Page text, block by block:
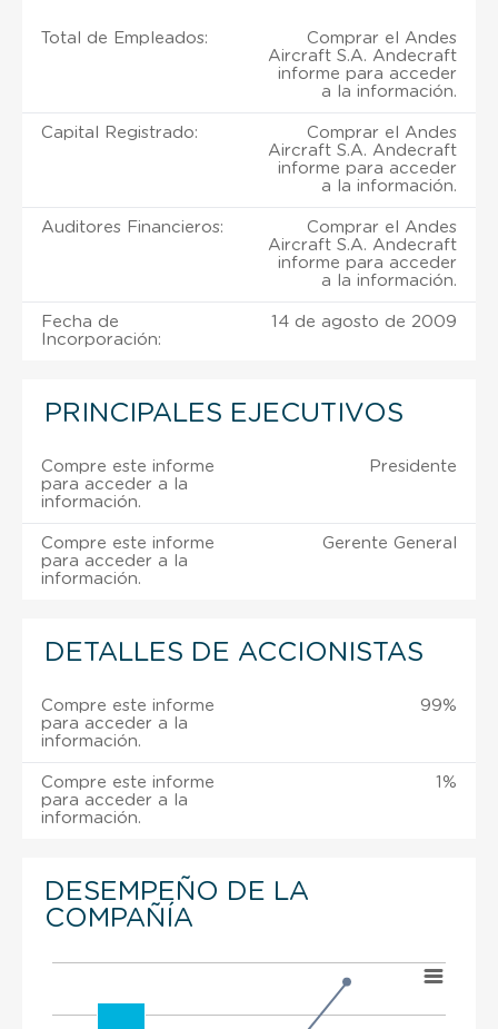
Total de Empleados:
Comprar el Andes
Aircraft S.A. Andecraft
informe para acceder
a la información.
Capital Registrado:
Comprar el Andes
Aircraft S.A. Andecraft
informe para acceder
a la información.
Auditores Financieros:
Comprar el Andes
Aircraft S.A. Andecraft
informe para acceder
a la información.
Fecha de
Incorporación:
14 de agosto de 2009
PRINCIPALES EJECUTIVOS
Compre este informe
para acceder a la
información.
Presidente
Compre este informe
para acceder a la
información.
Gerente General
DETALLES DE ACCIONISTAS
Compre este informe
para acceder a la
información.
99%
Compre este informe
para acceder a la
información.
1%
DESEMPEÑO DE LA
COMPAÑÍA